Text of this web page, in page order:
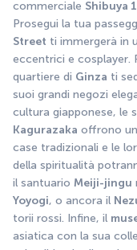
commerciale Shibuya
Prosegui la tua
Street ti immergerà in
eccentrici e cosplayer.
quartiere di Ginza ti
suoi grandi negozi
cultura giapponese, le
Kagurazaka offrono
case tradizionali e le
della spiritualità
il santuario Meiji-jingu
Yoyogi, o ancora il
torii rossi. Infine, il
asiatica con la sua